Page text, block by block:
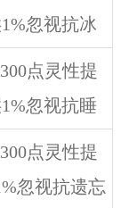
忽视抗冰
点灵性提
忽视抗睡
点灵性提
忽视抗遗忘